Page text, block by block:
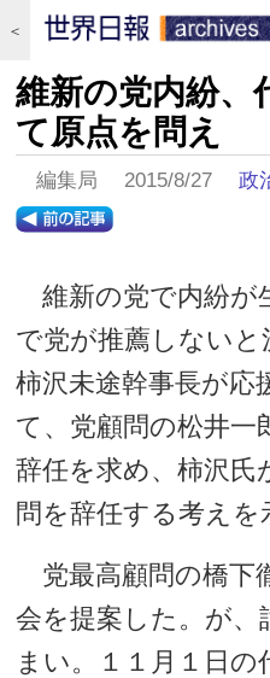
＜
維新の党内紛、
て原点を問え
編集局 2015/8/27政
維新の党で内紛が
で党が推薦しないと
柿沢未途幹事長が応
て、党顧問の松井一
辞任を求め、柿沢氏
問を辞任する考えを
党最高顧問の橋下
会を提案した。が、
まい。１１月１日の